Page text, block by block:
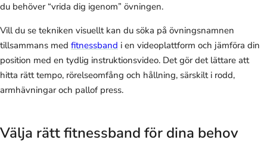
du behöver “vrida dig igenom” övningen.
Vill du se tekniken visuellt kan du söka på övningsnamnen
tillsammans med fitnessband i en videoplattform och jämföra din
position med en tydlig instruktionsvideo. Det gör det lättare att
hitta rätt tempo, rörelseomfång och hållning, särskilt i rodd,
armhävningar och pallof press.
Välja rätt fitnessband för dina behov